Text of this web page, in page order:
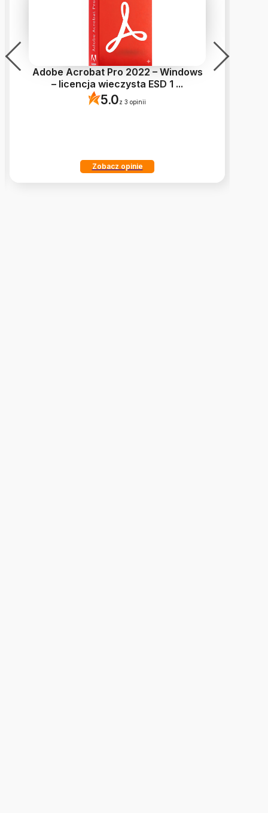
Adobe Acrobat Pro 2022 – Windows
– licencja wieczysta ESD 1 ...
5.0z 3 opinii
Zobacz opinie